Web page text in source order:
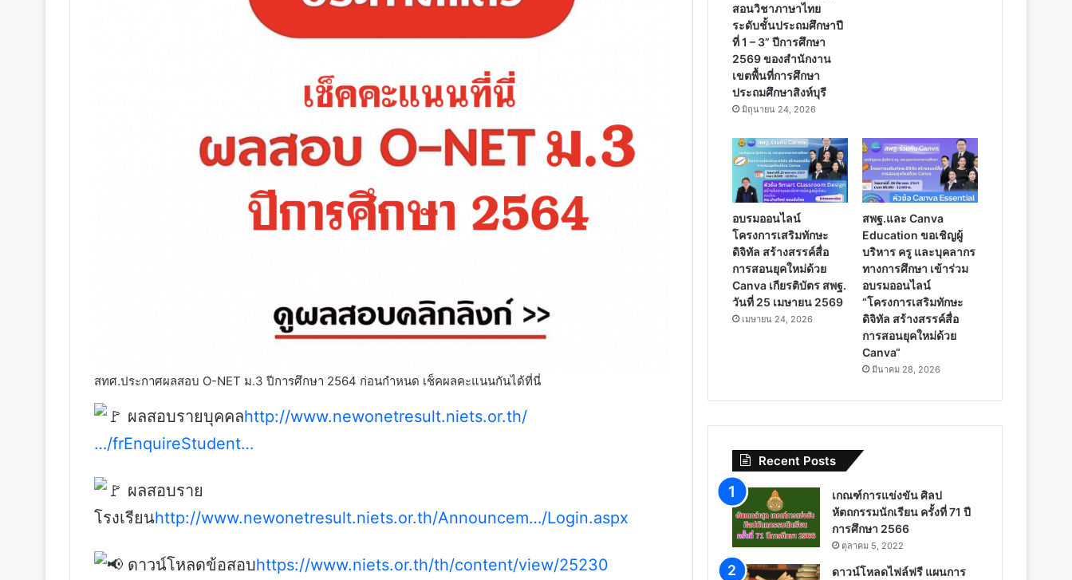
สทศ.ประกาศผลสอบ O-NET ม.3 ปีการศึกษา 2564 ก่อนกำหนด เช็คผลคะแนนกันได้ที่นี่
ผลสอบรายบุคคลhttp://www.newonetresult.niets.or.th/
…/frEnquireStudent…
ผลสอบราย
โรงเรียนhttp://www.newonetresult.niets.or.th/Announcem…/Login.aspx
ดาวน์โหลดข้อสอบhttps://www.niets.or.th/th/content/view/25230
สอนวิชาภาษาไทย
ระดับชั้นประถมศึกษาปี
ที่ 1 – 3” ปีการศึกษา
2569 ของสำนักงาน
เขตพื้นที่การศึกษา
ประถมศึกษาสิงห์บุรี
มิถุนายน 24, 2026
อบรมออนไลน์
โครงการเสริมทักษะ
ดิจิทัล สร้างสรรค์สื่อ
การสอนยุคใหม่ด้วย
Canva เกียรติบัตร สพฐ.
วันที่ 25 เมษายน 2569
เมษายน 24, 2026
สพฐ.และ Canva
Education ขอเชิญผู้
บริหาร ครู และบุคลากร
ทางการศึกษา เข้าร่วม
อบรมออนไลน์
“โครงการเสริมทักษะ
ดิจิทัล สร้างสรรค์สื่อ
การสอนยุคใหม่ด้วย
Canva“
มีนาคม 28, 2026
Recent Posts
เกณฑ์การแข่งขัน ศิลป
หัตถกรรมนักเรียน ครั้งที่ 71 ปี
การศึกษา 2566
ตุลาคม 5, 2022
ดาวน์โหลดไฟล์ฟรี แผนการ